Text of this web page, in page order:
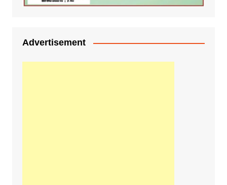
Advertisement